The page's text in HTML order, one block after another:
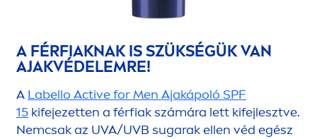
A FÉRFIAKNAK IS SZÜKSÉGÜK VAN
AJAKVÉDELEMRE!
A Labello ActiveforMen Ajakápoló SPF
15 kifejezetten a férfiak számára lett kifejlesztve.
Nemcsak az UVA/UVB sugarak ellen véd egész